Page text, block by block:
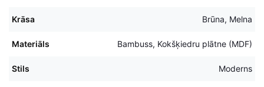
Krāsa Brūna, Melna
Materiāls Bambuss, Kokšķiedru plātne (MDF)
Stils Moderns